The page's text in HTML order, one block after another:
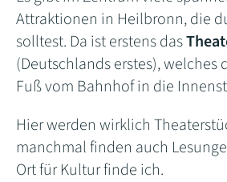
Attraktionen in Heilbronn, die
solltest. Da ist erstens das
(Deutschlands erstes), welches
Fuß vom Bahnhof in die
Hier werden wirklich
manchmal finden auch
Ort für Kultur finde ich.